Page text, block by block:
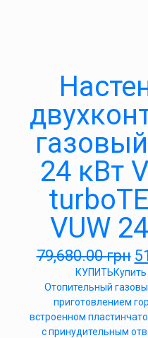
24 кВт
VUW
79,680.00грн
КУПИТЬ
Отопительный
приготовлением
встроенном
с принудительным